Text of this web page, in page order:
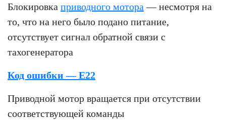
Блокировка приводного мотора — несмотря на
то, что на него было подано питание,
отсутствует сигнал обратной связи с
тахогенератора
Код ошибки — E22
Приводной мотор вращается при отсутствии
соответствующей команды